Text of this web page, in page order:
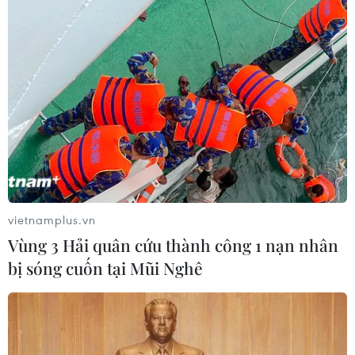
Thái Lan xây dựng tiêu chuẩn an
toàn trường học quốc gia sau vụ xả
súng
09/08/2026 02:26
Khủng hoảng nắng nóng đẩy 34 tỉnh
của Pháp vào mức nguy cơ cháy
rừng cao
08/08/2026 23:59
Những lý do khiến du khách Ấn Độ
chuyển hướng sang Việt Nam
vietnamplus.vn
Vùng 3 Hải quân cứu thành công 1 nạn nhân
bị sóng cuốn tại Mũi Nghê